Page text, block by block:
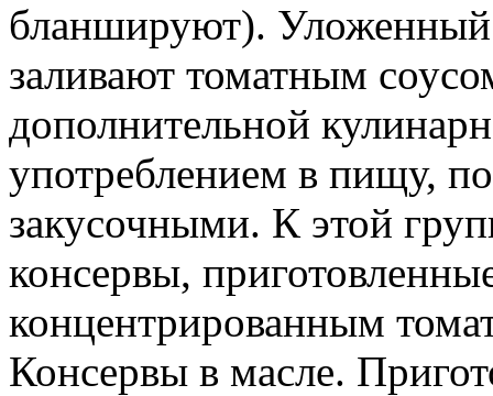
бланшируют). Уложенный
заливают томатным
дополнительной
употреблением в пищу,
закусочными. К этой
консервы,
концентрированным
Консервы в масле.